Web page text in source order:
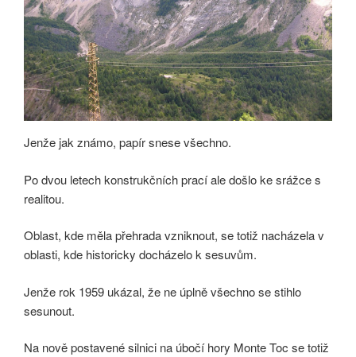
Jenže jak známo, papír snese všechno.
Po dvou letech konstrukčních prací ale došlo ke srážce s
realitou.
Oblast, kde měla přehrada vzniknout, se totiž nacházela v
oblasti, kde historicky docházelo k sesuvům.
Jenže rok 1959 ukázal, že ne úplně všechno se stihlo
sesunout.
Na nově postavené silnici na úbočí hory Monte Toc se totiž